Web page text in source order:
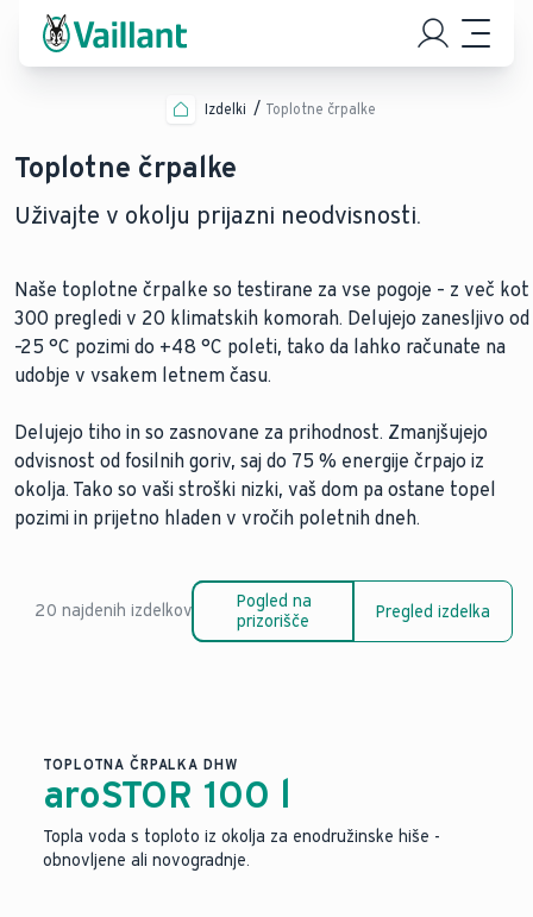
Izdelki Toplotne črpalke
Toplotne črpalke
Uživajte v okolju prijazni neodvisnosti.
Naše toplotne črpalke so testirane za vse pogoje – z več kot
300 pregledi v 20 klimatskih komorah. Delujejo zanesljivo od
–25 °C pozimi do +48 °C poleti, tako da lahko računate na
udobje v vsakem letnem času.
Delujejo tiho in so zasnovane za prihodnost. Zmanjšujejo
odvisnost od fosilnih goriv, saj do 75 % energije črpajo iz
okolja. Tako so vaši stroški nizki, vaš dom pa ostane topel
pozimi in prijetno hladen v vročih poletnih dneh.
20 najdenih izdelkov
Pogled na
prizorišče
Pregled izdelka
TOPLOTNA ČRPALKA DHW
aroSTOR 100 l
Topla voda s toploto iz okolja za enodružinske hiše -
obnovljene ali novogradnje.